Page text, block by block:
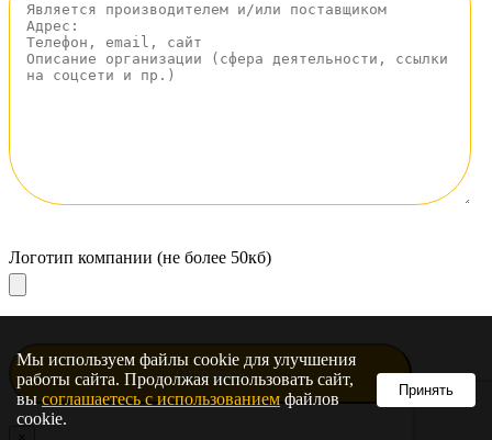
Мы используем файлы cookie для улучшения
работы сайта. Продолжая использовать сайт,
вы соглашаетесь с использованием файлов
cookie.
Принять
Логотип компании (не более 50кб)